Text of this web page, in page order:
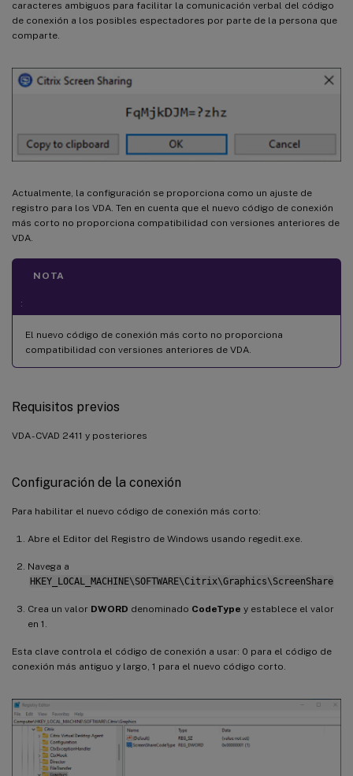
caracteres ambiguos para facilitar la comunicación verbal del código
de conexión a los posibles espectadores por parte de la persona que
comparte.
Actualmente, la configuración se proporciona como un ajuste de
registro para los VDA. Ten en cuenta que el nuevo código de conexión
más corto no proporciona compatibilidad con versiones anteriores de
VDA.
NOTA
:
El nuevo código de conexión más corto no proporciona
compatibilidad con versiones anteriores de VDA.
Requisitos previos
VDA - CVAD 2411 y posteriores
Configuración de la conexión
Para habilitar el nuevo código de conexión más corto:
Abre el Editor del Registro de Windows usando regedit.exe.
Navega a
HKEY_LOCAL_MACHINE\SOFTWARE\Citrix\Graphics\ScreenShare
Crea un valor DWORD denominado CodeType y establece el valor
en 1.
Esta clave controla el código de conexión a usar: 0 para el código de
conexión más antiguo y largo, 1 para el nuevo código corto.